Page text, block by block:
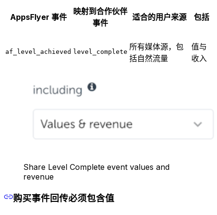
AppsFlyer 事件
映射到合作伙伴
事件
适合的用户来源 包括
af_level_achieved level_complete
所有媒体源，包
括自然流量
值与
收入
Share Level Complete event values and
revenue
购买事件回传必须包含值